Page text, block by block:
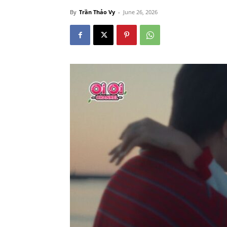
By Trần Thảo Vy - June 26, 2026